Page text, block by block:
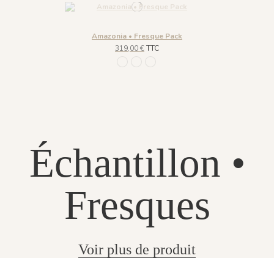
Amazonia • Fresque Pack
319,00 €TTC
Échantillon •
Fresques
Voir plus de produit